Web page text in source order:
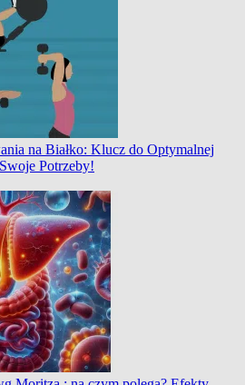
na Białko: Klucz do Optymalnej
Potrzeby!